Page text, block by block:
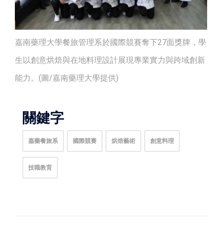
嘉南藥理大學餐旅管理系於國際競賽奪下27面獎牌，學
生以創意烘焙與在地料理設計展現專業實力與跨域創新
能力。(圖/嘉南藥理大學提供)
關鍵字
嘉藥餐旅系 國際競賽 烘焙藝術 創意料理
技職教育